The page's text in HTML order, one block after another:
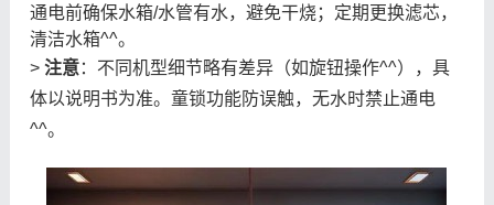
通电前确保水箱/水管有水，避免干烧；定期更换滤芯，
清洁水箱^^。
> 注意：不同机型细节略有差异（如旋钮操作^^），具
体以说明书为准。童锁功能防误触，无水时禁止通电
^^。